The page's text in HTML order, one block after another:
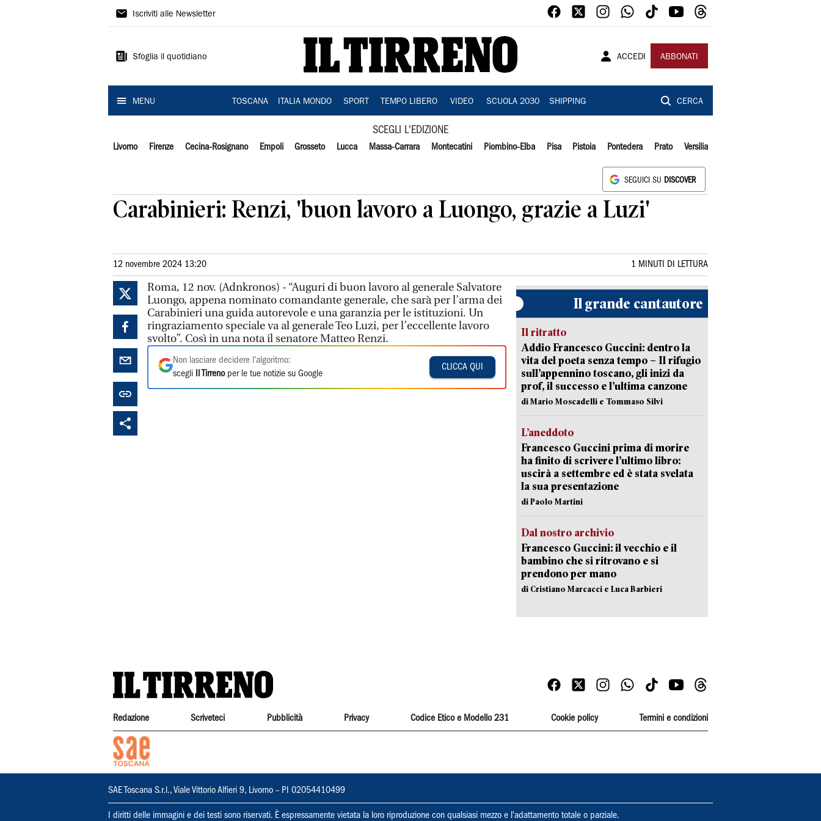
Il
Iscriviti alle Newsletter
Sfoglia il quotidiano ACCEDI ABBONATI
MENU TOSCANA ITALIA MONDO SPORT TEMPO LIBERO VIDEO SCUOLA 2030 SHIPPING CERCA
SCEGLI L'EDIZIONE
Livorno Firenze Cecina-Rosignano Empoli Grosseto Lucca Massa-Carrara Montecatini Piombino-Elba Pisa Pistoia Pontedera Prato Versilia
SEGUICI SU DISCOVER
Carabinieri: Renzi, 'buon lavoro a Luongo, grazie a Luzi'
12 novembre 2024 13:20 1 MINUTI DI LETTURA
Roma, 12 nov. (Adnkronos) - “Auguri di buon lavoro al generale Salvatore
Luongo, appena nominato comandante generale, che sarà per l’arma dei
Carabinieri una guida autorevole e una garanzia per le istituzioni. Un
ringraziamento speciale va al generale Teo Luzi, per l’eccellente lavoro
svolto”. Così in una nota il senatore Matteo Renzi.
Non lasciare decidere l'algoritmo:
scegli
Il Tirrenoper le tue notizie su Google
CLICCA QUI
Il grande cantautore
Il ritratto
Addio Francesco Guccini: dentro la
vita del poeta senza tempo – Il rifugio
sull’appennino toscano, gli inizi da
prof, il successo e l’ultima canzone
di Mario Moscadelli e Tommaso Silvi
L’aneddoto
Francesco Guccini prima di morire
ha finito di scrivere l’ultimo libro:
uscirà a settembre ed è stata svelata
la sua presentazione
di Paolo Martini
Dal nostro archivio
Francesco Guccini: il vecchio e il
bambino che si ritrovano e si
prendono per mano
di Cristiano Marcacci e Luca Barbieri
Redazione Scriveteci Pubblicità Privacy Codice Etico e Modello 231 Cookie policy Termini e condizioni
SAE Toscana S.r.l., Viale Vittorio Alfieri 9, Livorno – PI 02054410499
I diritti delle immagini e dei testi sono riservati. È espressamente vietata la loro riproduzione con qualsiasi mezzo e l'adattamento totale o parziale.